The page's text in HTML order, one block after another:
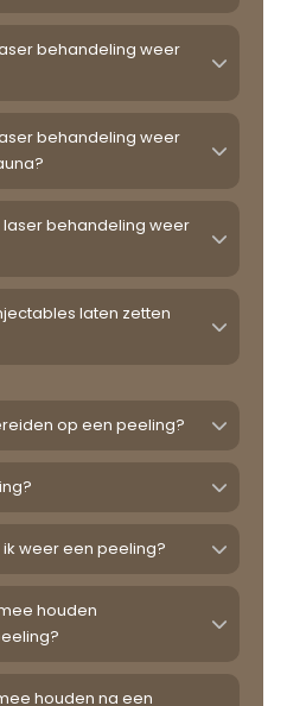
behandeling weer
behandeling weer
behandeling weer
laten zetten
op een peeling?
weer een peeling?
houden
houden na een